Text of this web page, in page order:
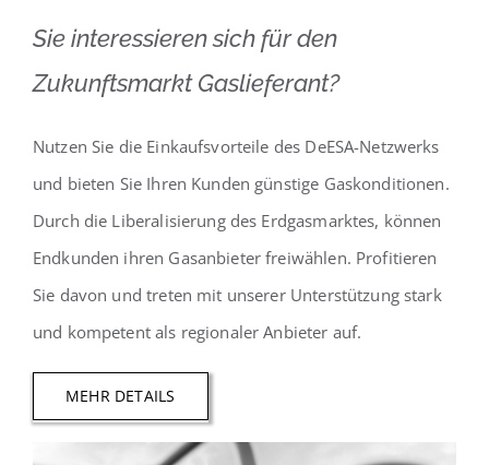
Sie interessieren sich für den
Zukunftsmarkt Gaslieferant?
Nutzen Sie die Einkaufsvorteile des DeESA-Netzwerks
und bieten Sie Ihren Kunden günstige Gaskonditionen.
Durch die Liberalisierung des Erdgasmarktes, können
Endkunden ihren Gasanbieter freiwählen. Profitieren
Sie davon und treten mit unserer Unterstützung stark
und kompetent als regionaler Anbieter auf.
MEHR DETAILS